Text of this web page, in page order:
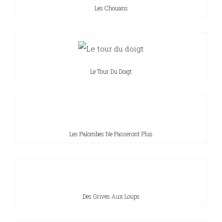
Les Chouans
Le Tour Du Doigt
Les Palombes Ne Passeront Plus
Des Grives Aux Loups